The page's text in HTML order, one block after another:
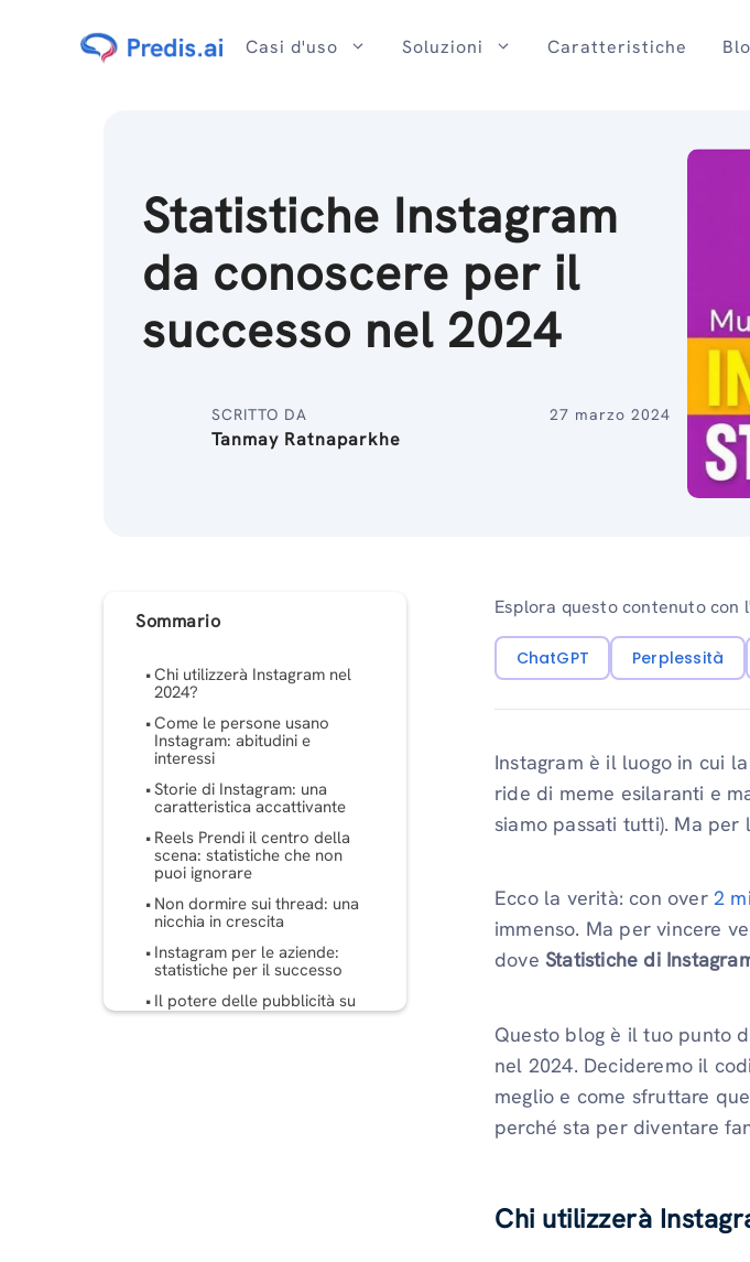
Casi d'uso Soluzioni Caratteristiche
Statistiche Instagram
da conoscere per il
successo nel 2024
SCRITTO DA
Tanmay Ratnaparkhe
27 marzo 2024
Sommario
Chi utilizzerà Instagram nel
2024?
Come le persone usano
Instagram: abitudini e
interessi
Storie di Instagram: una
caratteristica accattivante
Reels Prendi il centro della
scena: statistiche che non
puoi ignorare
Non dormire sui thread: una
nicchia in crescita
Instagram per le aziende:
statistiche per il successo
Il potere delle pubblicità su
Instagram: i numeri non
Esplora questo contenuto
ChatGPT Perplessità
Instagram è il luogo in cui
ride di meme esilaranti e
siamo passati tutti). Ma
Ecco la verità: con over2
immenso. Ma per vincere
doveStatistiche di
Questo blog è il tuo punto
nel 2024. Decideremo il
meglio e come sfruttare
perché sta per diventare
Chi utilizzerà